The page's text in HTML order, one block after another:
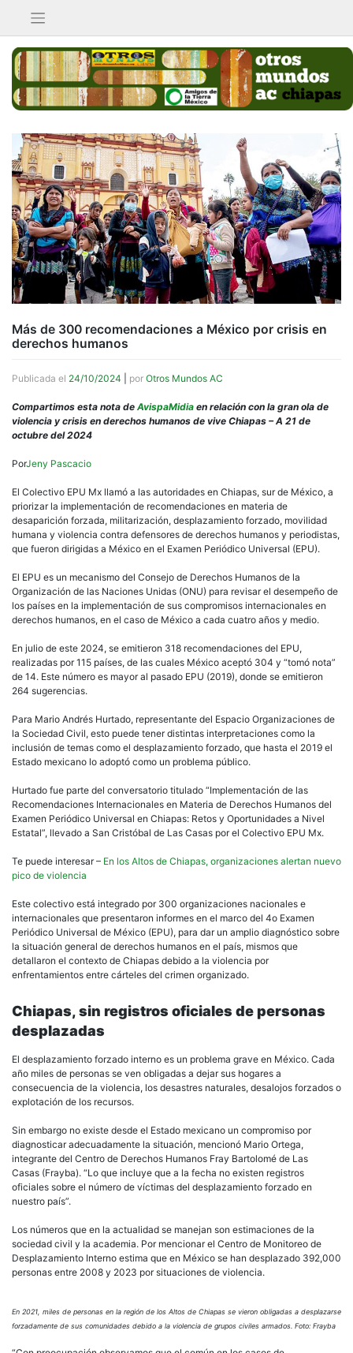
contenido
Más de 300 recomendaciones a México por crisis en
derechos humanos
Publicada el 24/10/2024 por Otros Mundos AC
Compartimos esta nota de AvispaMidia en relación con la gran ola de
violencia y crisis en derechos humanos de vive Chiapas – A 21 de
octubre del 2024
PorJeny Pascacio
El Colectivo EPU Mx llamó a las autoridades en Chiapas, sur de México, a
priorizar la implementación de recomendaciones en materia de
desaparición forzada, militarización, desplazamiento forzado, movilidad
humana y violencia contra defensores de derechos humanos y periodistas,
que fueron dirigidas a México en el Examen Periódico Universal (EPU).
El EPU es un mecanismo del Consejo de Derechos Humanos de la
Organización de las Naciones Unidas (ONU) para revisar el desempeño de
los países en la implementación de sus compromisos internacionales en
derechos humanos, en el caso de México a cada cuatro años y medio.
En julio de este 2024, se emitieron 318 recomendaciones del EPU,
realizadas por 115 países, de las cuales México aceptó 304 y “tomó nota”
de 14. Este número es mayor al pasado EPU (2019), donde se emitieron
264 sugerencias.
Para Mario Andrés Hurtado, representante del Espacio Organizaciones de
la Sociedad Civil, esto puede tener distintas interpretaciones como la
inclusión de temas como el desplazamiento forzado, que hasta el 2019 el
Estado mexicano lo adoptó como un problema público.
Hurtado fue parte del conversatorio titulado “Implementación de las
Recomendaciones Internacionales en Materia de Derechos Humanos del
Examen Periódico Universal en Chiapas: Retos y Oportunidades a Nivel
Estatal”, llevado a San Cristóbal de Las Casas por el Colectivo EPU Mx.
Te puede interesar – En los Altos de Chiapas, organizaciones alertan nuevo
pico de violencia
Este colectivo está integrado por 300 organizaciones nacionales e
internacionales que presentaron informes en el marco del 4o Examen
Periódico Universal de México (EPU), para dar un amplio diagnóstico sobre
la situación general de derechos humanos en el país, mismos que
detallaron el contexto de Chiapas debido a la violencia por
enfrentamientos entre cárteles del crimen organizado.
Chiapas, sin registros oficiales de personas
desplazadas
El desplazamiento forzado interno es un problema grave en México. Cada
año miles de personas se ven obligadas a dejar sus hogares a
consecuencia de la violencia, los desastres naturales, desalojos forzados o
explotación de los recursos.
Sin embargo no existe desde el Estado mexicano un compromiso por
diagnosticar adecuadamente la situación, mencionó Mario Ortega,
integrante del Centro de Derechos Humanos Fray Bartolomé de Las
Casas (Frayba). “Lo que incluye que a la fecha no existen registros
oficiales sobre el número de víctimas del desplazamiento forzado en
nuestro país”.
Los números que en la actualidad se manejan son estimaciones de la
sociedad civil y la academia. Por mencionar el Centro de Monitoreo de
Desplazamiento Interno estima que en México se han desplazado 392,000
personas entre 2008 y 2023 por situaciones de violencia.
En 2021, miles de personas en la región de los Altos de Chiapas se vieron obligadas a desplazarse
forzadamente de sus comunidades debido a la violencia de grupos civiles armados. Foto: Frayba